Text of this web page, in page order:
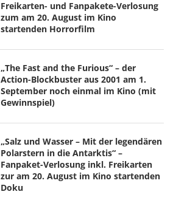
Freikarten- und Fanpakete-Verlosung
zum am 20. August im Kino
startenden Horrorfilm
„The Fast and the Furious“ – der
Action-Blockbuster aus 2001 am 1.
September noch einmal im Kino (mit
Gewinnspiel)
„Salz und Wasser – Mit der legendären
Polarstern in die Antarktis“ –
Fanpaket-Verlosung inkl. Freikarten
zur am 20. August im Kino startenden
Doku